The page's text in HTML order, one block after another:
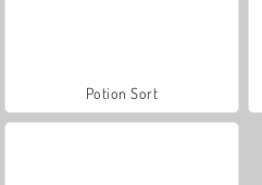
Potion Sort